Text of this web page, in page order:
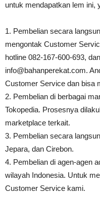
untuk mendapatkan lem ini,
1. Pembelian secara
mengontak Customer
hotline 082-167-600-693,
info@bahanperekat.com.
Customer Service dan bisa
2. Pembelian di berbagai
Tokopedia. Prosesnya
marketplace terkait.
3. Pembelian secara
Jepara, dan Cirebon.
4. Pembelian di agen-agen
wilayah Indonesia. Untuk
Customer Service kami.